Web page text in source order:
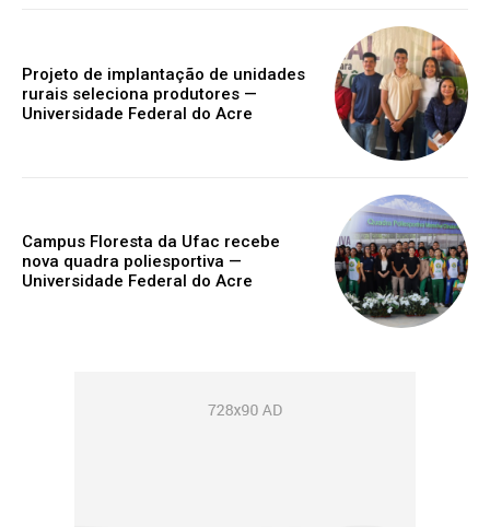
Projeto de implantação de unidades
rurais seleciona produtores —
Universidade Federal do Acre
Campus Floresta da Ufac recebe
nova quadra poliesportiva —
Universidade Federal do Acre